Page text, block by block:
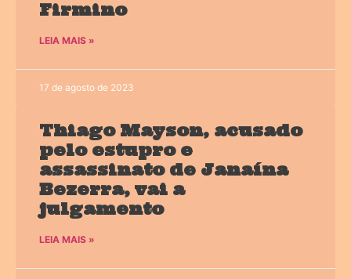
Firmino
LEIA MAIS »
17 de agosto de 2023
Thiago Mayson, acusado
pelo estupro e
assassinato de Janaína
Bezerra, vai a
julgamento
LEIA MAIS »